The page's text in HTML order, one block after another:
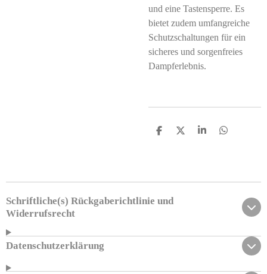
und eine Tastensperre. Es
bietet zudem umfangreiche
Schutzschaltungen für ein
sicheres und sorgenfreies
Dampferlebnis.
T
n
T
n
T
n
T
n
Schriftliche(s) Rückgaberichtlinie und
Widerrufsrecht
Datenschutzerklärung